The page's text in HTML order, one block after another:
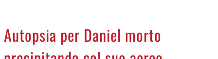
LA PIAZZA
ANIMALI
Autopsia per Daniel morto